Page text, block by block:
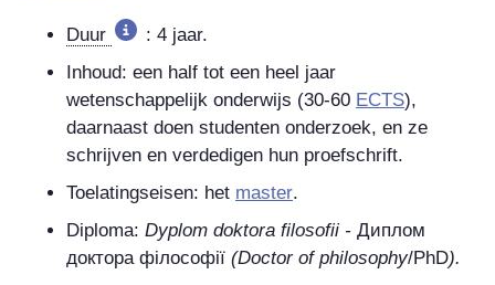
Duur
: 4 jaar.
Inhoud: een half tot een heel jaar
wetenschappelijk onderwijs (30-60 ECTS),
daarnaast doen studenten onderzoek, en ze
schrijven en verdedigen hun proefschrift.
Toelatingseisen: het master.
Diploma: Dyplom doktora filosofii - Диплом
доктора філософії (Doctor of philosophy/PhD).